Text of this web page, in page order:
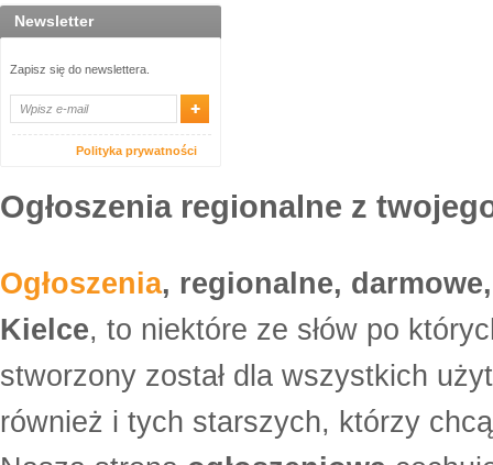
Newsletter
Zapisz się do newslettera.
Polityka prywatności
Ogłoszenia regionalne z
Ogłoszenia, regionalne,
Kielce, to niektóre ze słów po
stworzony został dla wszystkich
również i tych starszych, którzy